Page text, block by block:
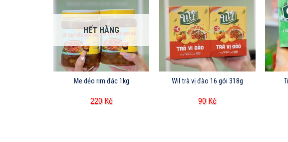
HẾT HÀNG
Me dẻo rim đác 1kg
220 Kč
Wil trà vị đào 16 gói 318g
90 Kč